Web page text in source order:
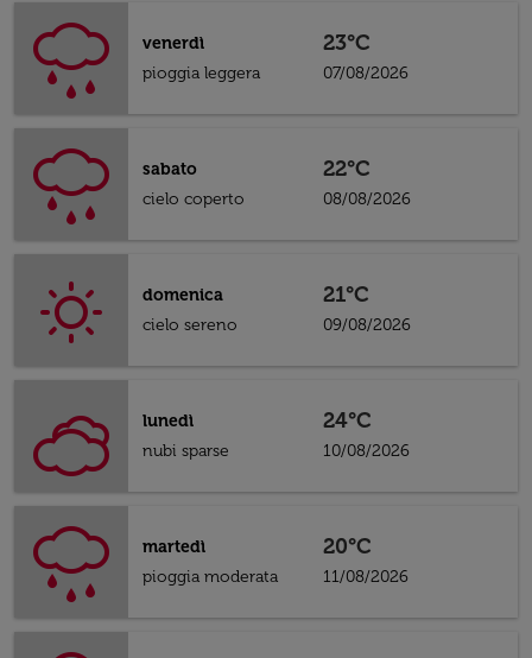
venerdì
pioggia leggera
23°C
07/08/2026
sabato
cielo coperto
22°C
08/08/2026
domenica
cielo sereno
21°C
09/08/2026
lunedì
nubi sparse
24°C
10/08/2026
martedì
pioggia moderata
20°C
11/08/2026